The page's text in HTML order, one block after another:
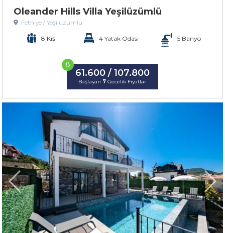
Oleander Hills Villa Yeşilüzümlü
Fethiye / Yeşilüzümlü
8 Kişi 4 Yatak Odası 5 Banyo
₺
61.600 / 107.800
Başlayan 7 Gecelik Fiyatlar